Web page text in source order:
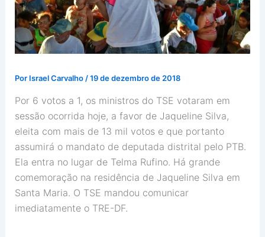
Por Israel Carvalho /19 de dezembro de 2018
Por 6 votos a 1, os ministros do TSE votaram em
sessão ocorrida hoje, a favor de Jaqueline Silva,
eleita com mais de 13 mil votos e que portanto
assumirá o mandato de deputada distrital pelo PTB.
Ela entra no lugar de Telma Rufino. Há grande
comemoração na residência de Jaqueline Silva em
Santa Maria. O TSE mandou comunicar
imediatamente o TRE-DF.